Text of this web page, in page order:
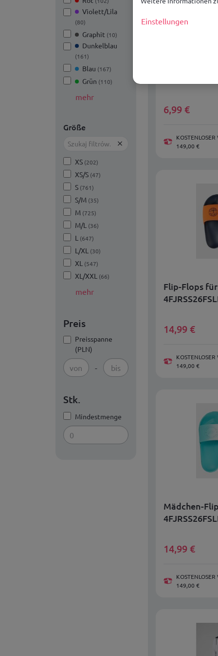
Violett/Lila
(80)
Graphit (10)
Dunkelblau
(161)
Blau (167)
Grün (110)
mehr
Größe
XS (202)
XS/S (47)
S (761)
S/M (35)
M (725)
M/L (36)
L (647)
L/XL (30)
XL (547)
XL/XXL (66)
mehr
Preis
Preisspanne
(PLN)
-
Stk.
Mindestmenge
6,99 €
149,00 €
Flip-Flops
14,99 €
149,00 €
Mädchen-
14,99 €
149,00 €
Einstellungen